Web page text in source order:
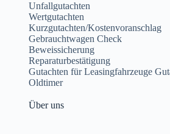
Unfallgutachten
Wertgutachten
Kurzgutachten/Kostenvoranschlag
Gebrauchtwagen Check
Beweissicherung
Reparaturbestätigung
Gutachten für Leasingfahrzeuge
Oldtimer
Über uns